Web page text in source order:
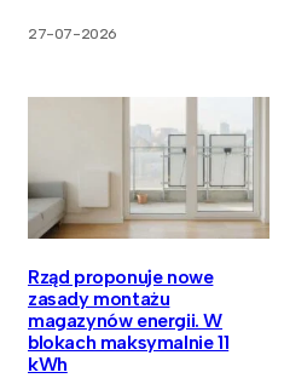
27-07-2026
Rząd proponuje nowe
zasady montażu
magazynów energii. W
blokach maksymalnie 11
kWh